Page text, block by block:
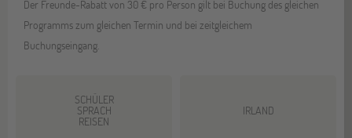
Der Freunde-Rabatt von 30 € pro Person gilt bei Buchung des gleichen
Programms zum gleichen Termin und bei zeitgleichem
Buchungseingang.
SCHÜLER
SPRACH
REISEN
IRLAND